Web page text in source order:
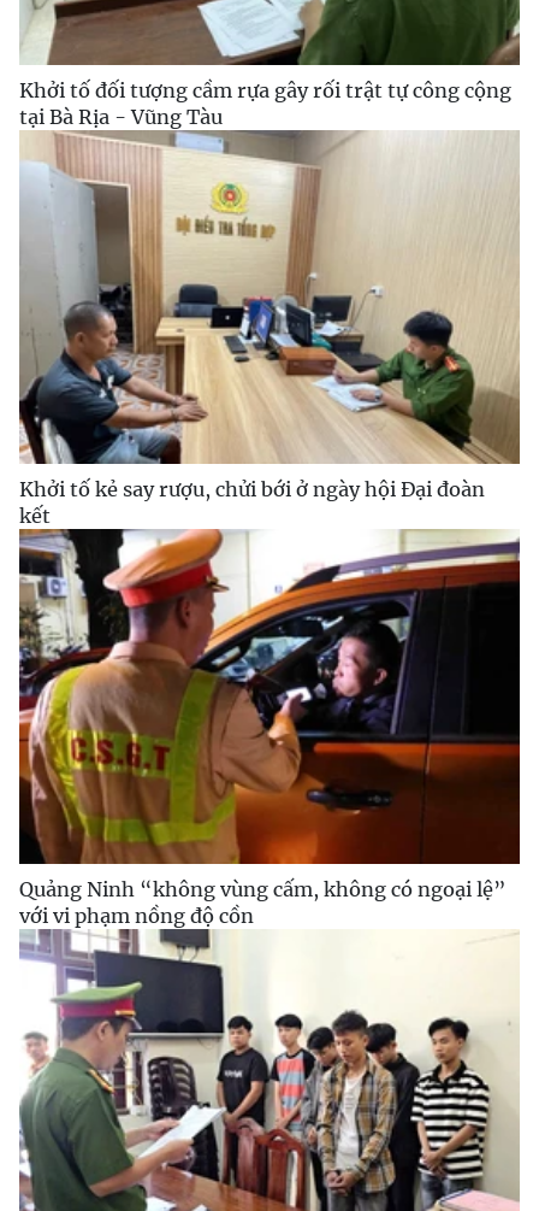
Khởi tố đối tượng cầm rựa gây rối trật tự công cộng
tại Bà Rịa - Vũng Tàu
Khởi tố kẻ say rượu, chửi bới ở ngày hội Đại đoàn
kết
Quảng Ninh “không vùng cấm, không có ngoại lệ”
với vi phạm nồng độ cồn